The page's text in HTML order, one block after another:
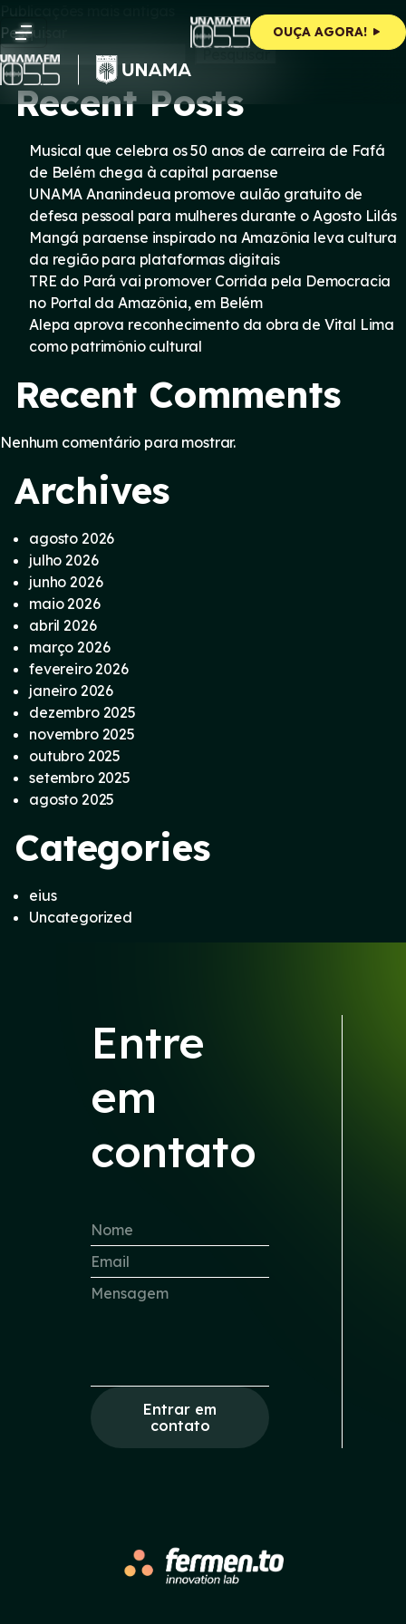
to
content
OUÇA AGORA!
Navegação
por
posts
Publicações mais antigas
Pesquisar
Pesquisar
Recent Posts
Musical que celebra os 50 anos de carreira de Fafá
de Belém chega à capital paraense
UNAMA Ananindeua promove aulão gratuito de
defesa pessoal para mulheres durante o Agosto Lilás
Mangá paraense inspirado na Amazônia leva cultura
da região para plataformas digitais
TRE do Pará vai promover Corrida pela Democracia
no Portal da Amazônia, em Belém
Alepa aprova reconhecimento da obra de Vital Lima
como patrimônio cultural
Recent Comments
Nenhum comentário para mostrar.
Archives
agosto 2026
julho 2026
junho 2026
maio 2026
abril 2026
março 2026
fevereiro 2026
janeiro 2026
dezembro 2025
novembro 2025
outubro 2025
setembro 2025
agosto 2025
Categories
eius
Uncategorized
Entre
em
contato
Entrar em
contato